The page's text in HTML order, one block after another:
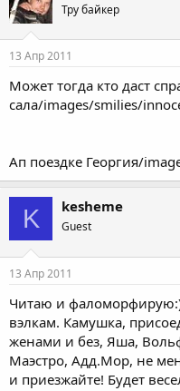
Тру байкер
13 Апр 2011
Может тогда кто даст
сала/images/smilies/
Ап поездке Георгия/
K kesheme
Guest
13 Апр 2011
Читаю и
вэлкам. Камушка,
женами и без, Яша,
Маэстро, Адд.Мор, не
и приезжайте! Будет